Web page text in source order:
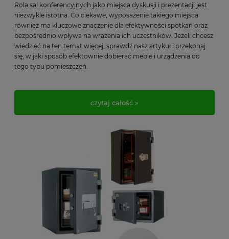
Rola sal konferencyjnych jako miejsca dyskusji i prezentacji jest
niezwykle istotna. Co ciekawe, wyposażenie takiego miejsca
również ma kluczowe znaczenie dla efektywności spotkań oraz
bezpośrednio wpływa na wrażenia ich uczestników. Jeżeli chcesz
wiedzieć na ten temat więcej, sprawdź nasz artykuł i przekonaj
się, w jaki sposób efektownie dobierać meble i urządzenia do
tego typu pomieszczeń.
czytaj całość »